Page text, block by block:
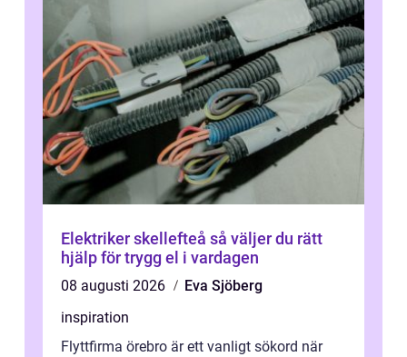
Elektriker skellefteå så väljer du rätt
hjälp för trygg el i vardagen
08 augusti 2026
Eva Sjöberg
inspiration
Flyttfirma örebro är ett vanligt sökord när